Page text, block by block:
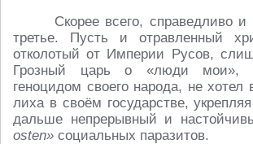
Скорее всего, справедливо
третье. Пусть и отравленный
отколотый от Империи Русов,
Грозный царь о «люди мои»,
геноцидом своего народа, не хотел
лиха в своём государстве,
дальше непрерывный и
osten» социальных паразитов.